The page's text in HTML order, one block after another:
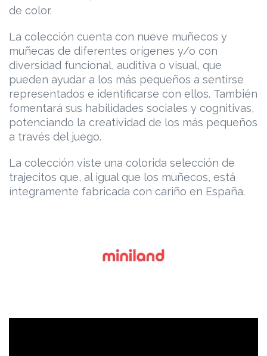
de color.
La colección cuenta con nueve muñecos y
muñecas de diferentes orígenes y/o con
diversidad funcional, auditiva o visual, que
pueden ayudar a los más pequeños a sentirse
representados e identificarse con ellos. También
fomentará sus habilidades sociales y cognitivas,
potenciando la creatividad de los más pequeños
a través del juego.
La colección viste una colorida selección de
trajecitos que, al igual que los muñecos, está
íntegramente fabricada con cariño en España.